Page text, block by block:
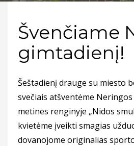
Švenčiame
gimtadienį!
Šeštadienį drauge su miesto
svečiais atšventėme
metines renginyje „Nidos
kvietėme įveikti smagias
dovanojome originalias